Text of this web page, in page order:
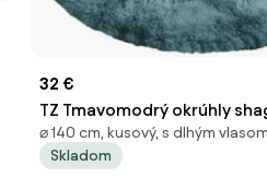
32 €
TZ Tmavomodrý okrúhly
koberec Ombre Rozmer:
⌀ 140 cm, kusový, s dlhým
Skladom